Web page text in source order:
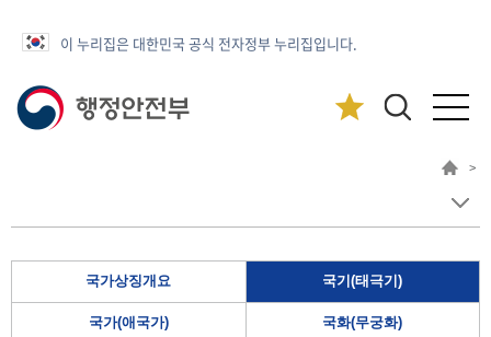
이 누리집은 대한민국 공식 전자정부 누리집입니다.
>
국가상징개요 국기(태극기)
국가(애국가) 국화(무궁화)